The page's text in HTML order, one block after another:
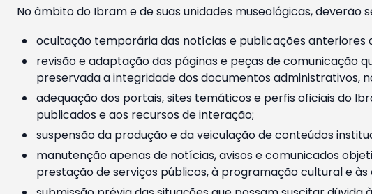
No âmbito do Ibram e de suas unidades museológicas, deverão
ocultação temporária das notícias e publicações anteriores
revisão e adaptação das páginas e peças de comunicação
preservada a integridade dos documentos administrativos,
adequação dos portais, sites temáticos e perfis oficiais do
publicados e aos recursos de interação;
suspensão da produção e da veiculação de conteúdos
manutenção apenas de notícias, avisos e comunicados
prestação de serviços públicos, à programação cultural e